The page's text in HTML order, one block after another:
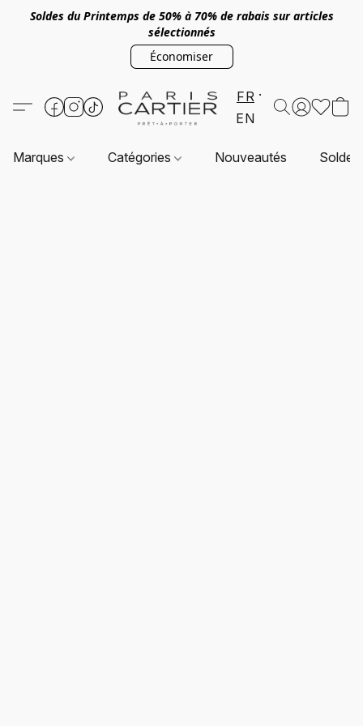
Soldes du Printemps de 50% à 70% de rabais sur articles
sélectionnés
Économiser
FR
EN
Marques Catégories Nouveautés Soldes